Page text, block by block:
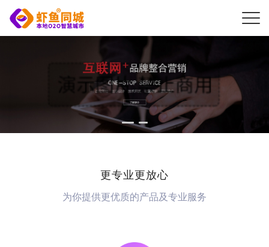
更专业更放心
为你提供更优质的产品及专业服务